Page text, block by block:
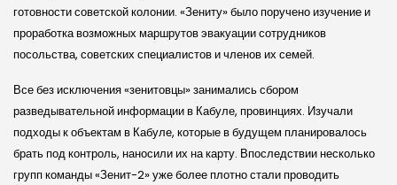
готовности советской колонии. «Зениту» было поручено изучение и
проработка возможных маршрутов эвакуации сотрудников
посольства, советских специалистов и членов их семей.
Все без исключения «зенитовцы» занимались сбором
разведывательной информации в Кабуле, провинциях. Изучали
подходы к объектам в Кабуле, которые в будущем планировалось
брать под контроль, наносили их на карту. Впоследствии несколько
групп команды «Зенит-2» уже более плотно стали проводить